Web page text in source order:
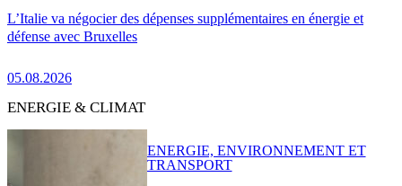
L’Italie va négocier des dépenses supplémentaires en énergie et
défense avec Bruxelles
05.08.2026
ENERGIE & CLIMAT
ENERGIE, ENVIRONNEMENT ET
TRANSPORT